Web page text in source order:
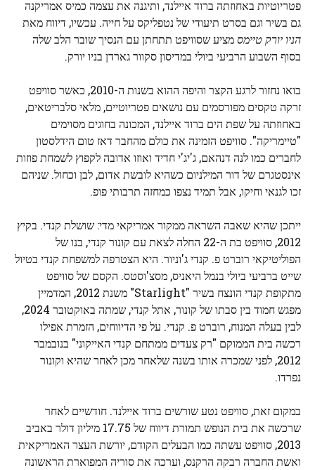
פטריוטיות באחוזתה ברוד איילנד, ותיגנה את עצמה כמיס אמריקנה
גם בשיר וגם בסרט תיעודי של נטפליקס על חייה. עכשיו, דיווח מאת
הניו יורק טיימסמציע שסוויפט תתחתן עם הנסיך שובר הלב שלה
בסוף השבוע הרביעי ביולי במדיסון סקוור גארדן בניו יורק.
בואו נחזור לרגע הקצר והיפה ההוא בשנות ה-2010, כאשר סוויפט
זרקה טקסים מפורסמים עם נושאים פטריוטיים, מלאי סלבריטאים,
באחוזתה על שפת הים ברוד איילנד, המכונה בחוגים מסוימים
"טיימריקה". סוויפט הזמינה את כולם מהחבר דאז טום הידלסטון
לחברים כמו לנה דנהאם, ג'יג'י חדיד ואוזו אדובה לקפוץ לשמחת פוזות
אינסטגרם של דור המילניום כשהיא לובשת אדום, לבן וכחול. שניהם
זכו לגנאי וחיקו, אבל תמיד נצפו כמחזה תרבותי פופ.
ייתכן שהיא שאבה השראה ממקור אמריקאי מדי: שושלת קנדי. בקיץ
2012, סוויפט בת ה-22 החלה לצאת עם קונור קנדי, בנו של
הפוליטיקאי רוברט פ. קנדי ​​ג'וניור. היא הצטרפה למשפחת קנדי ​​בטיול
שייט ברביעי ביולי בנמל היאניס, מסצ'וסטס. הקסם של סוויפט
מתקופת קנדי ​​הונצח בשיר "Starlight" משנת 2012, המדמיין
מפגש חמוד בין סבתו של קונור, אתל קנדי, שמתה באוקטובר 2024,
לבין בעלה המנוח, רוברט פ. קנדי. על פי הדיווחים, הזמרת אפילו
רכשה בית הממוקם "רק צעדים ממתחם קנדי ​​האייקוני" בנובמבר
2012, לפני שמכרה אותו בשנה שלאחר מכן לאחר שהיא וקונור
נפרדו.
במקום זאת, סוויפט נטע שורשים ברוד איילנד. חודשיים לאחר
שרכשה את בית הנופש תמורת דיווח של 17.75 מיליון דולר באביב
2013, סוויפט עשתה כמו הבעלים הקודם, יורשת העצר האמריקאית
ואשת החברה רבקה הרקנס, וערכה את סוריה המפוארת הראשונה